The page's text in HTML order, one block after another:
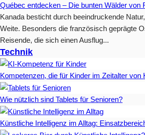
Québec entdecken – Die bunten Wälder von
Kanada besticht durch beeindruckende
Weite. Besonders die französisch geprägte
Reisende, die sich einen Ausflug...
Technik
Kompetenzen, die für Kinder im Zeitalter von
Wie nützlich sind Tablets für Senioren?
Künstliche Intelligenz im Alltag: